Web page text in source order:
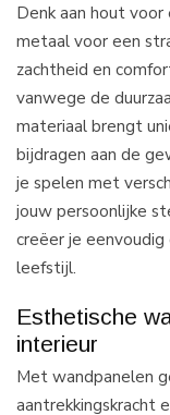
Denk aan hout
metaal voor een
zachtheid en
vanwege de
materiaal brengt
bijdragen aan de
je spelen met
jouw persoonlijke
creëer je
leefstijl.
Esthetische
interieur
Met wandpanelen
aantrekkingskracht